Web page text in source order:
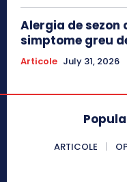
Alergia de sezon
simptome greu
Articole July 31, 2026
ARTICOLE